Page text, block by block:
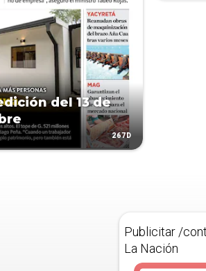
del 13 de
267D
Publicitar /
La Nación